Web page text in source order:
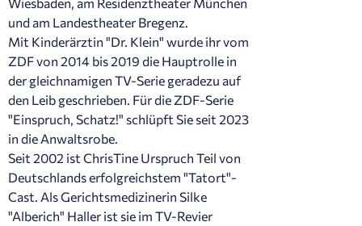
und am Landestheater Bregenz.
Mit Kinderärztin "Dr. Klein" wurde ihr vom
ZDF von 2014 bis 2019 die Hauptrolle in
der gleichnamigen TV-Serie geradezu auf
den Leib geschrieben. Für die ZDF-Serie
"Einspruch, Schatz!" schlüpft Sie seit 2023
in die Anwaltsrobe.
Seit 2002 ist ChrisTine Urspruch Teil von
Deutschlands erfolgreichstem "Tatort"-
Cast. Als Gerichtsmedizinerin Silke
"Alberich" Haller ist sie im TV-Revier